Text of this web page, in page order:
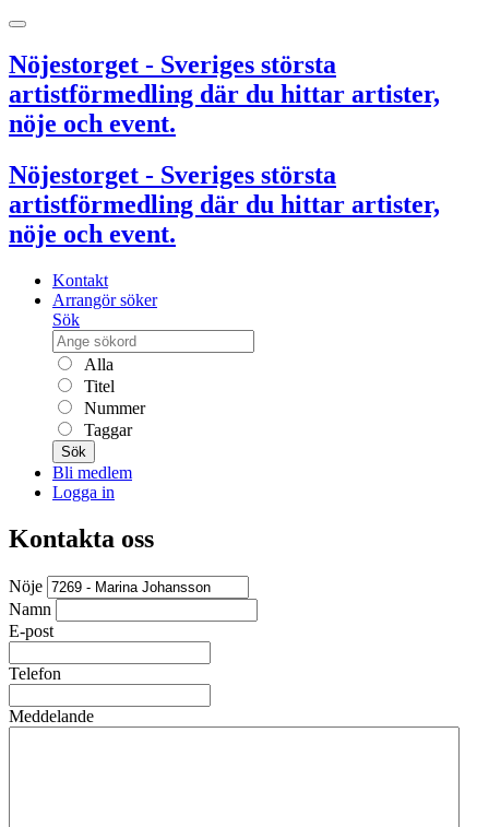
Nöjestorget - Sveriges största
artistförmedling där du hittar artister,
nöje och event.
Nöjestorget - Sveriges största
artistförmedling där du hittar artister,
nöje och event.
Kontakt
Arrangör söker
Sök
Alla
Titel
Nummer
Taggar
Sök
Bli medlem
Logga in
Kontakta oss
Nöje
Namn
E-post
Telefon
Meddelande